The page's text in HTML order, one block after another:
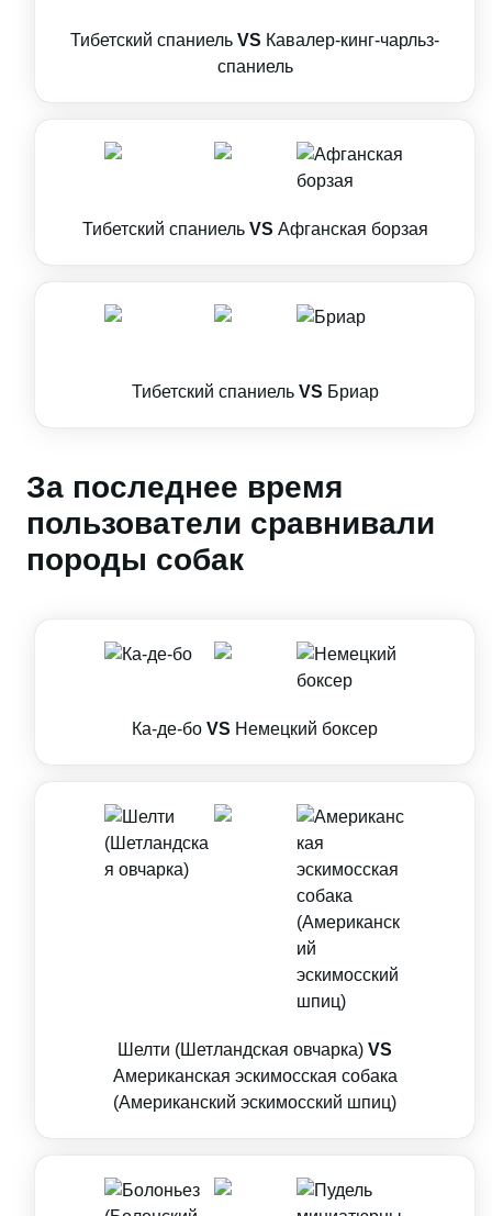
Тибетский спаниель VS Кавалер-кинг-чарльз-
спаниель
Тибетский спаниель VS Афганская борзая
Тибетский спаниель VS Бриар
За последнее время
пользователи сравнивали
породы собак
Ка-де-бо VS Немецкий боксер
Шелти (Шетландская овчарка) VS
Американская эскимосская собака
(Американский эскимосский шпиц)